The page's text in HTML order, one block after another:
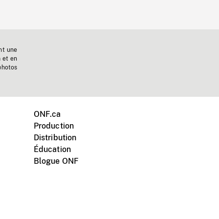
une
et en
ONF.ca
Production
Distribution
Éducation
Blogue ONF